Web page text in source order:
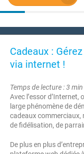
Cadeaux :
via internet !
Temps de lecture : 3 min
Avec l’essor
large phénomène de
cadeaux commerciaux,
de fidélisation, de
De plus en plus